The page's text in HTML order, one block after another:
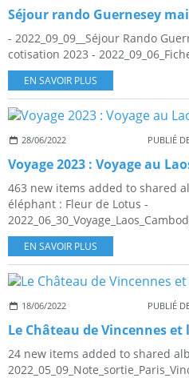
Séjour rando Guernesey
- 2022_09_09__Séjour Rando
cotisation 2023 -
EN SAVOIR PLUS
28/06/2022 PUBLIÉ
Voyage 2023 : Voyage au
463 new items added to shared
éléphant : Fleur de Lotus -
EN SAVOIR PLUS
18/06/2022 PUBLIÉ
Le Château de Vincennes
24 new items added to shared